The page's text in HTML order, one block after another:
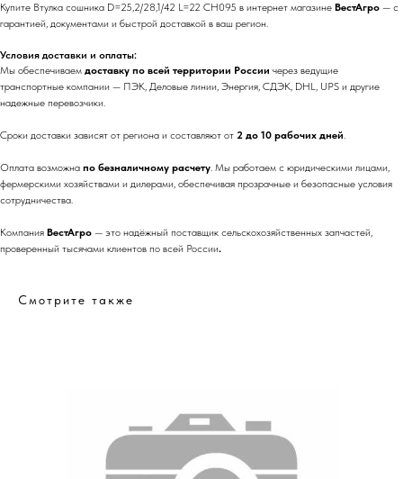
Купите Втулка сошника D=25,2/28,1/42 L=22 CH095 в интернет магазине ВестАгро — с
гарантией, документами и быстрой доставкой в ваш регион.
Условия доставки и оплаты:
Мы обеспечиваем доставку по всей территории России через ведущие
транспортные компании — ПЭК, Деловые линии, Энергия, СДЭК, DHL, UPS и другие
надежные перевозчики.
Сроки доставки зависят от региона и составляют от 2 до 10 рабочих дней.
Оплата возможна по безналичному расчету. Мы работаем с юридическими лицами,
фермерскими хозяйствами и дилерами, обеспечивая прозрачные и безопасные условия
сотрудничества.
Компания ВестАгро — это надёжный поставщик сельскохозяйственных запчастей,
проверенный тысячами клиентов по всей России.
Смотрите также